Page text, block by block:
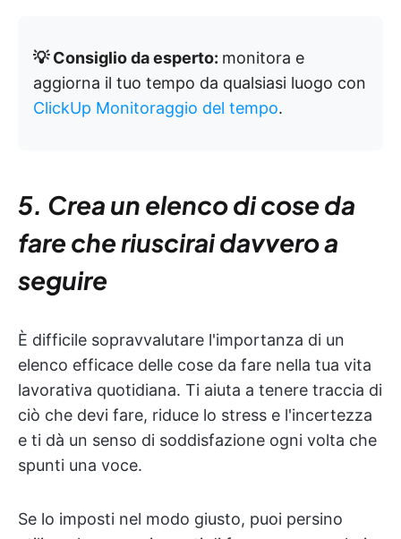
💡 Consiglio da esperto: monitora e
aggiorna il tuo tempo da qualsiasi luogo con
ClickUp Monitoraggio del tempo.
5. Crea un elenco di cose da
fare che riuscirai davvero a
seguire
È difficile sopravvalutare l'importanza di un
elenco efficace delle cose da fare nella tua vita
lavorativa quotidiana. Ti aiuta a tenere traccia di
ciò che devi fare, riduce lo stress e l'incertezza
e ti dà un senso di soddisfazione ogni volta che
spunti una voce.
Se lo imposti nel modo giusto, puoi persino